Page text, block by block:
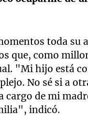
toda su
que, como
"Mi hijo está
No sé si a
cargo de mi
indicó.